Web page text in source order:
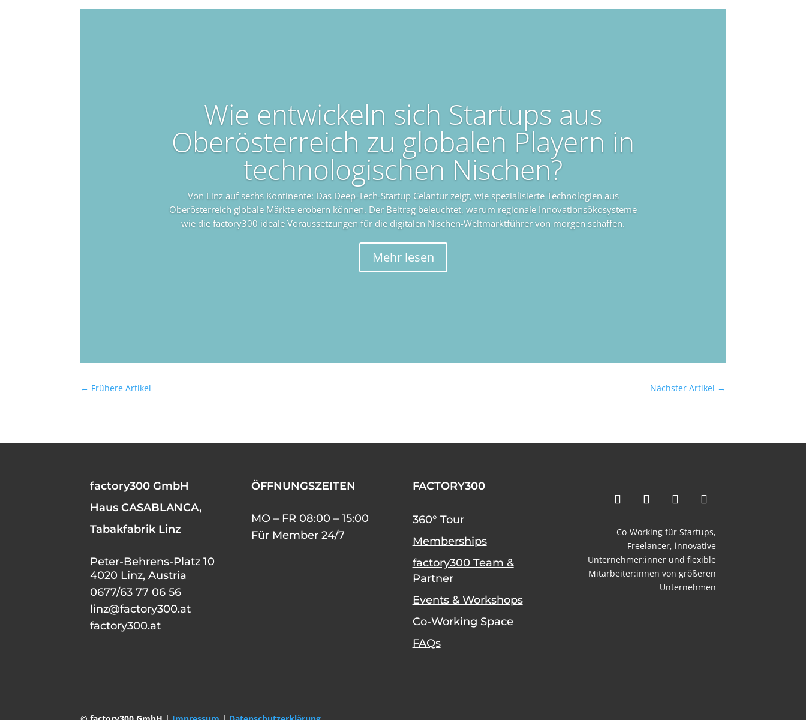
Wie entwickeln sich Startups aus
Oberösterreich zu globalen Playern in
technologischen Nischen?
Von Linz auf sechs Kontinente: Das Deep-Tech-Startup Celantur zeigt, wie spezialisierte Technologien aus
Oberösterreich globale Märkte erobern können. Der Beitrag beleuchtet, warum regionale Innovationsökosysteme
wie die factory300 ideale Voraussetzungen für die digitalen Nischen-Weltmarktführer von morgen schaffen.
Mehr lesen
← Frühere Artikel Nächster Artikel →
factory300 GmbH
Haus CASABLANCA,
Tabakfabrik Linz
Peter-Behrens-Platz 10
4020 Linz, Austria
0677/63 77 06 56
linz@factory300.at
factory300.at
ÖFFNUNGSZEITEN
MO – FR 08:00 – 15:00
Für Member 24/7
FACTORY300
360° Tour
Memberships
factory300 Team &
Partner
Events & Workshops
Co-Working Space
FAQs
Co-Working für Startups,
Freelancer, innovative
Unternehmer:inner und flexible
Mitarbeiter:innen von größeren
Unternehmen